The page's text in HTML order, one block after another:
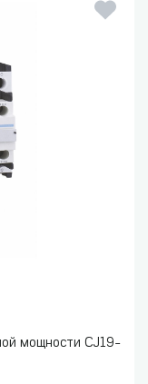
мощности CJ19-